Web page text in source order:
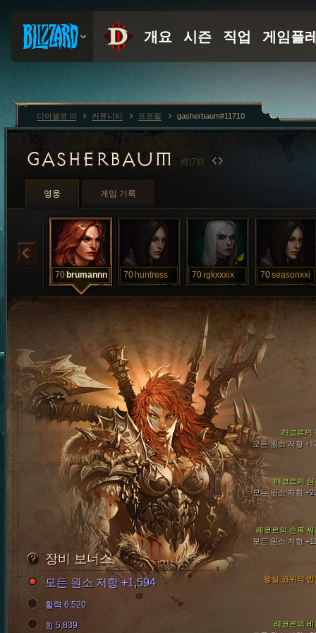
GASHERBAUM #11710
영웅 게임 기록
70 brumannn 70 huntress 70rgkxxxix 70seasonxxi
래코르의 심
모든 원소 저항
래코르의 손목 싸
모든 원소 저항
래코르의
모든 원소 저항
래코르의 바
왕실 권위의 반
장비 보너스
모든 원소 저항 +1,594
활력 6,520
힘 5,839
디아블로 III 커뮤니티 프로필 gasherbaum#11710